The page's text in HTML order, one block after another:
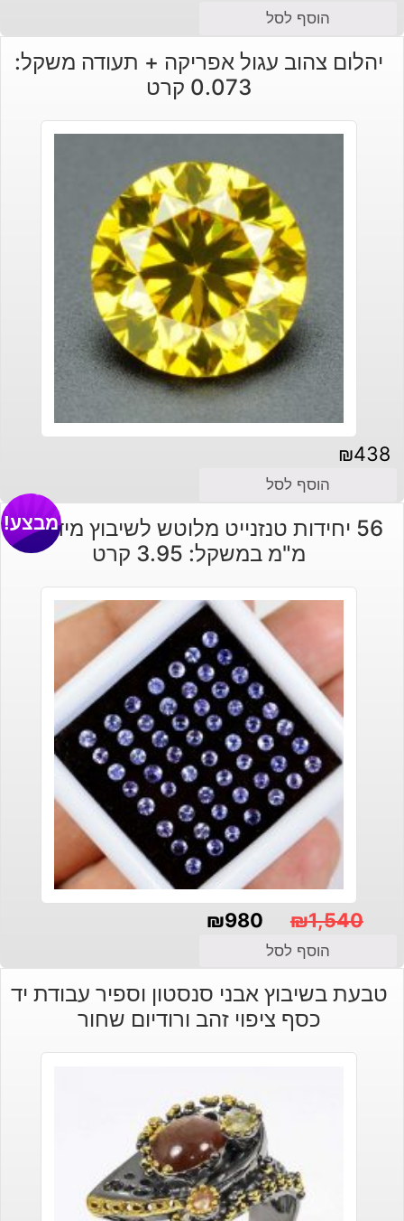
המקורי
היה:
הנוכחי
הוא:
הוסף לסל
יהלום צהוב עגול אפריקה + תעודה משקל:
0.073 קרט
₪438
הוסף לסל
56 יחידות טנזנייט מלוטש לשיבוץ מידה: 2
מ"מ במשקל: 3.95 קרט
מבצע!
₪1,540
המקורי
היה:
₪980
הנוכחי
הוא:
הוסף לסל
טבעת בשיבוץ אבני סנסטון וספיר עבודת יד
כסף ציפוי זהב ורודיום שחור